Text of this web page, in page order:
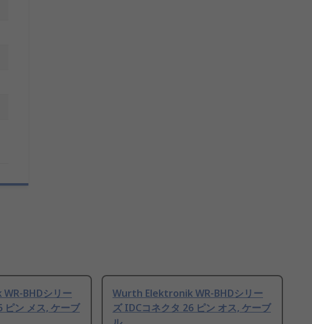
BHDシリー
ピン メス, ケーブ
Wurth Elektronik WR-BHDシリー
ズ IDCコネクタ 26 ピン オス, ケーブ